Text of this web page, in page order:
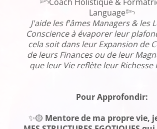
Language𓆸
J'aide les f'âmes Managers & les
Conscience à évaporer leur
cela soit dans leur Expansion de
de leurs Finances ou de leur
que leur Vie reflète leur Richesse
Pour Approfondir:
✨🟡 Mentore de ma propre vie,